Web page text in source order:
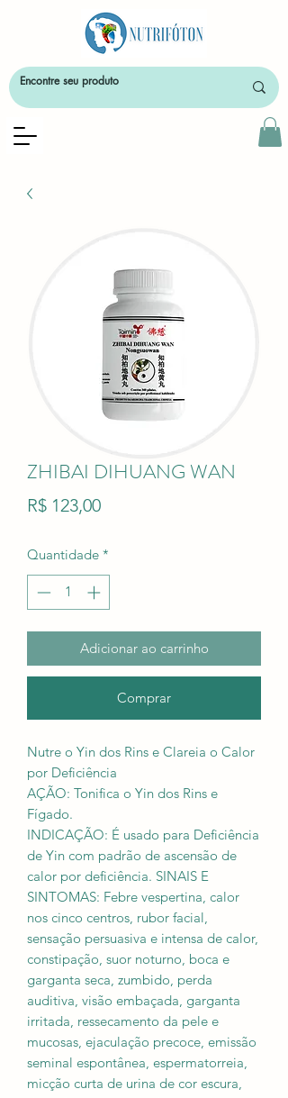
ZHIBAI DIHUANG WAN
R$ 123,00Preço
Quantidade *
Adicionar ao carrinho
Comprar
Nutre o Yin dos Rins e Clareia o Calor
por Deficiência
AÇÃO: Tonifica o Yin dos Rins e
Fígado.
INDICAÇÃO: É usado para Deficiência
de Yin com padrão de ascensão de
calor por deficiência. SINAIS E
SINTOMAS: Febre vespertina, calor
nos cinco centros, rubor facial,
sensação persuasiva e intensa de calor,
constipação, suor noturno, boca e
garganta seca, zumbido, perda
auditiva, visão embaçada, garganta
irritada, ressecamento da pele e
mucosas, ejaculação precoce, emissão
seminal espontânea, espermatorreia,
micção curta de urina de cor escura,